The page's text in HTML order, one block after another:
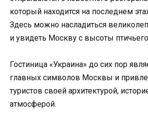
который находится на последнем
Здесь можно насладиться
и увидеть Москву с высоты
Гостиница «Украина» до сих пор
главных символов Москвы и
туристов своей архитектурой,
атмосферой.